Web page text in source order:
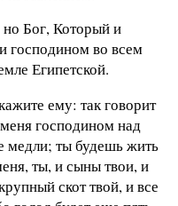
Бог, Который и
господином во всем
Египетской.
ему: так говорит
господином над
медли; ты будешь жить
ты, и сыны твои, и
скот твой, и все